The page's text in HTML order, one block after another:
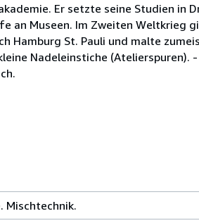
Er setzte seine Studien in
an Museen. Im Zweiten Weltkrieg
Hamburg St. Pauli und malte
Nadeleinstiche
Mischtechnik.